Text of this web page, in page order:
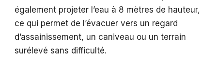
également projeter l’eau à 8 mètres de hauteur,
ce qui permet de l’évacuer vers un regard
d’assainissement, un caniveau ou un terrain
surélevé sans difficulté.